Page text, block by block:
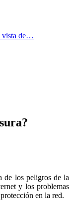
vista de…
los peligros de la
y los problemas
en la red.